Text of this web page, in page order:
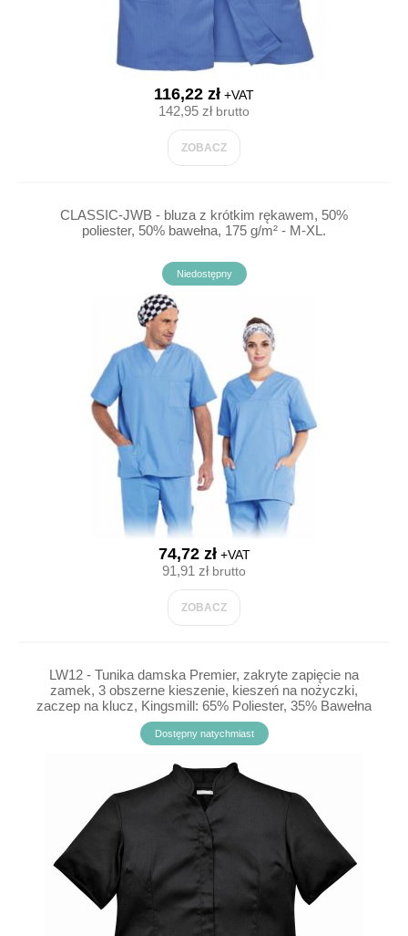
116,22 zł +VAT
142,95 złbrutto
ZOBACZ
CLASSIC-JWB - bluza z krótkim rękawem, 50%
poliester, 50% bawełna, 175 g/m² - M-XL.
Niedostępny
74,72 zł+VAT
91,91 złbrutto
ZOBACZ
LW12 - Tunika damska Premier, zakryte zapięcie na
zamek, 3 obszerne kieszenie, kieszeń na nożyczki,
zaczep na klucz, Kingsmill: 65% Poliester, 35% Bawełna
190g, 3 kolory - XS-3XL
Dostępny natychmiast